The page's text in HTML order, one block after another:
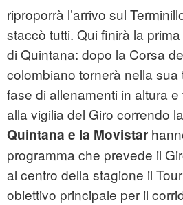
riproporrà l’arrivo sul
staccò tutti. Qui finirà la
di Quintana: dopo la Corsa
colombiano tornerà nella
fase di allenamenti in altura
alla vigilia del Giro correndo
Quintana e la Movistar
programma che prevede il
al centro della stagione il
obiettivo principale per il